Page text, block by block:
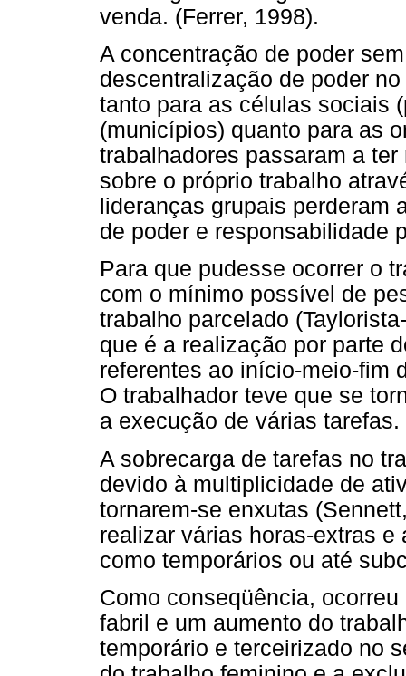
venda. (Ferrer, 1998).
A concentração de poder
descentralização de poder
tanto para as células sociais
(municípios) quanto para as
trabalhadores passaram a
sobre o próprio trabalho
lideranças grupais perderam
de poder e responsabilidade
Para que pudesse ocorrer o
com o mínimo possível de
trabalho parcelado
que é a realização por parte
referentes ao início-meio-fim
O trabalhador teve que se
a execução de várias tarefas.
A sobrecarga de tarefas no
devido à multiplicidade de
tornarem-se enxutas
realizar várias horas-extras
como temporários ou até
Como conseqüência,
fabril e um aumento do
temporário e terceirizado no